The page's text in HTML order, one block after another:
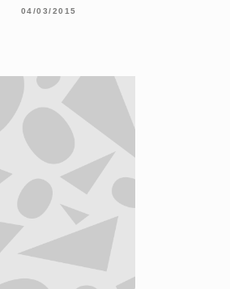
04/03/2015